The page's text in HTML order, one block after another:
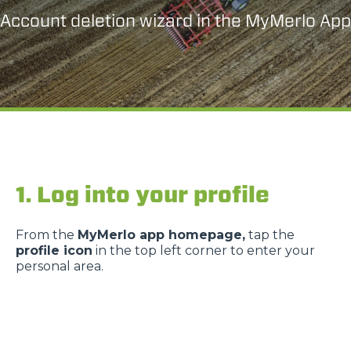
Account deletion wizard in the MyMerlo App
1. Log into your profile
From the MyMerlo app homepage, tap the
profile icon in the top left corner to enter your
personal area.